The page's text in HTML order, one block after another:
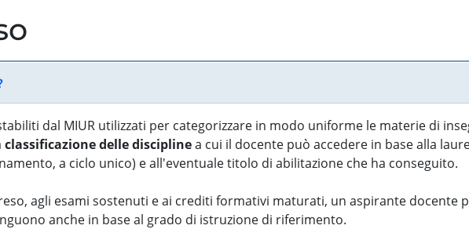
dal MIUR utilizzati per categorizzare in modo uniforme le materie di
classificazione delle disciplinea cui il docente può accedere in base alla
a ciclo unico) e all'eventuale titolo di abilitazione che ha conseguito.
agli esami sostenuti e ai crediti formativi maturati, un aspirante docente
anche in base al grado di istruzione di riferimento.